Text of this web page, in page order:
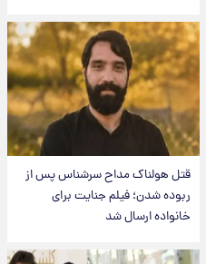
قتل هولناک مداح سرشناس پس از
ربوده شدن؛ فیلم جنایت برای
خانواده ارسال شد